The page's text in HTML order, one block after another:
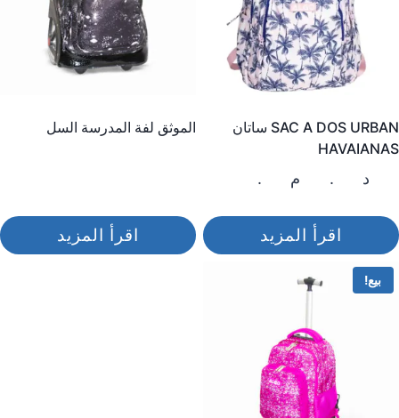
SAC A DOS URBAN ساتان
HAVAIANAS
د.م.
اقرأ المزيد
الموثق لفة المدرسة السل
اقرأ المزيد
بيع!